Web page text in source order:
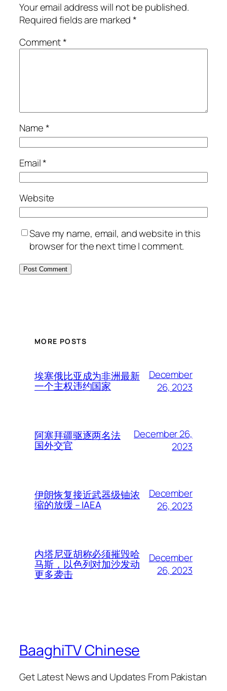
Your email address will not be published.
Required fields are marked*
Comment*
Name*
Email*
Website
Save my name, email, and website in this
browser for the next time I comment.
MORE POSTS
埃塞俄比亚成为非洲最新
一个主权违约国家
December
26, 2023
阿塞拜疆驱逐两名法
国外交官
December 26,
2023
伊朗恢复接近武器级铀浓
缩的放缓 – IAEA
December
26, 2023
内塔尼亚胡称必须摧毁哈
马斯，以色列对加沙发动
更多袭击
December
26, 2023
BaaghiTV Chinese
Get Latest News and Updates From Pakistan